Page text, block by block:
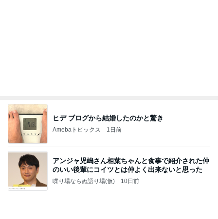
ヒデ ブログから結婚したのかと驚き
Amebaトピックス 1日前
アンジャ児嶋さん相葉ちゃんと食事で紹介された仲
のいい後輩にコイツとは仲よく出来ないと思った
喋り場ならぬ語り場(仮) 10日前